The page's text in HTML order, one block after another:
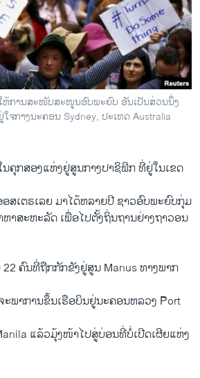
ການສະໜັບສະໜູນອົບພະຍົບ ອັນເປັນສ່ວນນຶ່ງ
ຈກາງນະຄອນ Sydney, ປະເທດ Australia
ຄຸກ​ສອງແຫ່ງຢູ່​ສູນ​ກາງປາຊິ​ຟິກ​ ທີ່ຢູ່ໃນເຂດ
ສ​ເຕຣ​ເລຍ ມາໄດ້ຫລາຍປີ ຊາວອົບ​ພະຍົບກຸ່ມ​
າ​ສະຫະລັດ ​ເພື່ອ​ໄປຕັ້ງ​ຖິ່ນ​ຖານ​ຢ່າງຖາວອນ​
ຄົນທີ່​ຖືກ​ກັກ​ຂັງ​ຢູ່​ສູ​ນ Manus ທາງ​ພາກ​
ະ​ພາ​ການ​ຂຶ້ນ​ເຮືອບິນ​ຢູ່​ນະຄອນຫລວງ Port
ແລ້ວ​ມຸ້​ງໜ້າ​ໄປສູ່​ບ່ອນ​ທີ່​ບໍ່​ເປີດ​ເຜີຍ​ແຫ່ງ